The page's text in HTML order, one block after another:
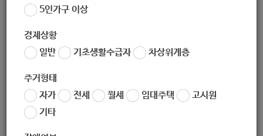
5인가구 이상
경제상황
일반
기초생활수급자 차상위계층
주거형태
자가
전세 월세 임대주택
고시원
기타
좋아요0 싫어요
[일자리경제과] 자영업자 생존자금 및 소상공인 지원금 관련 문의 안내
목록보기